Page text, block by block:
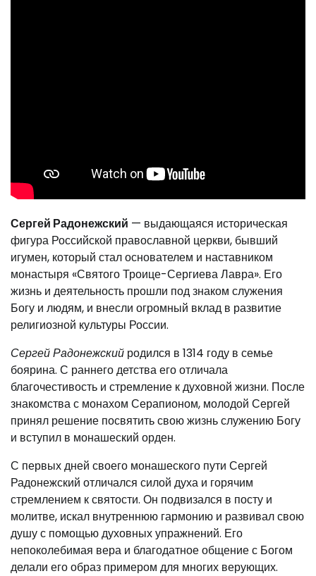
Сергей Радонежский — выдающаяся историческая
фигура Российской православной церкви, бывший
игумен, который стал основателем и наставником
монастыря «Святого Троице-Сергиева Лавра». Его
жизнь и деятельность прошли под знаком служения
Богу и людям, и внесли огромный вклад в развитие
религиозной культуры России.
Сергей Радонежский родился в 1314 году в семье
боярина. С раннего детства его отличала
благочестивость и стремление к духовной жизни. После
знакомства с монахом Серапионом, молодой Сергей
принял решение посвятить свою жизнь служению Богу
и вступил в монашеский орден.
С первых дней своего монашеского пути Сергей
Радонежский отличался силой духа и горячим
стремлением к святости. Он подвизался в посту и
молитве, искал внутреннюю гармонию и развивал свою
душу с помощью духовных упражнений. Его
непоколебимая вера и благодатное общение с Богом
делали его образ примером для многих верующих.